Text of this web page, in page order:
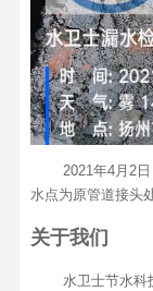
2021年4月2
水点为原管道接头处
关于我们
水卫士节水科